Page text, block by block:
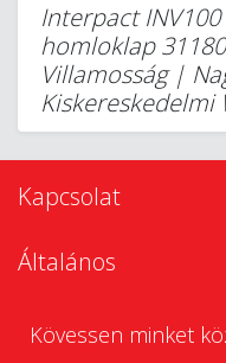
Interpact
homloklap
Villamosság |
Kiskereskedelmi
Kapcsolat
Általános
Kövessen minket